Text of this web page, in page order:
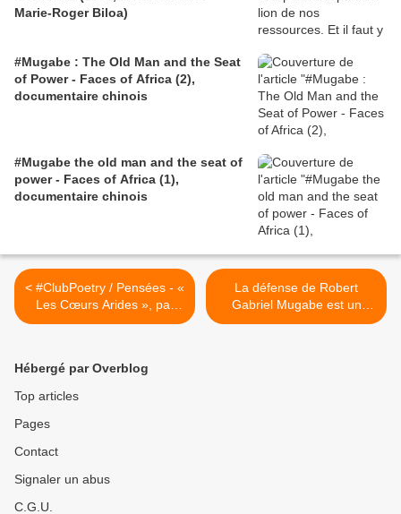
Marie-Roger Biloa)
#Mugabe : The Old Man and the Seat
of Power - Faces of Africa (2),
documentaire chinois
#Mugabe the old man and the seat of
power - Faces of Africa (1),
documentaire chinois
< #ClubPoetry / Pensées - «
Les Cœurs Arides », par
Ôlechka K Tchalova
La défense de Robert
Gabriel Mugabe est un
sport de combat / Christian
Hébergé par Overblog
Top articles
Pages
Contact
Signaler un abus
C.G.U.